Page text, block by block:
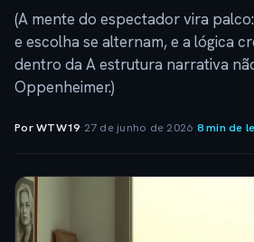
(A mente do espectador vira
e escolha se alternam, e a lógica
dentro da A estrutura narrativa
Oppenheimer.)
Por WTW19· 27 de junho de 2026·8 min de